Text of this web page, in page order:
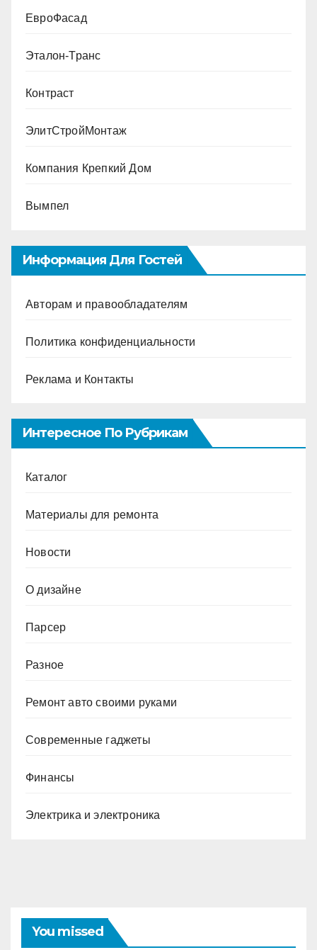
ЕвроФасад
Эталон-Транс
Контраст
ЭлитСтройМонтаж
Компания Крепкий Дом
Вымпел
Информация Для Гостей
Авторам и правообладателям
Политика конфиденциальности
Реклама и Контакты
Интересное По Рубрикам
Каталог
Материалы для ремонта
Новости
О дизайне
Парсер
Разное
Ремонт авто своими руками
Современные гаджеты
Финансы
Электрика и электроника
You missed